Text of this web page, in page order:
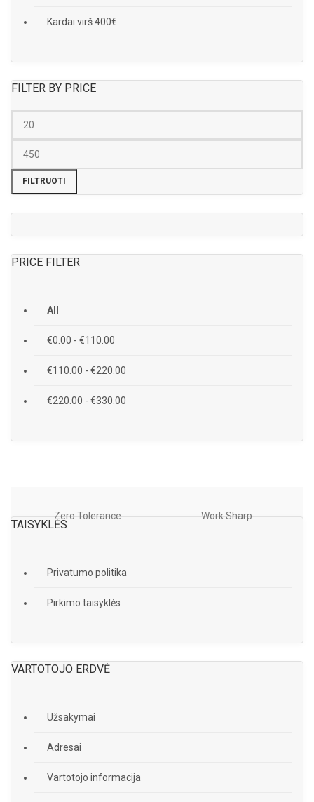
Kardai virš 400€
FILTER BY PRICE
FILTRUOTI
PRICE FILTER
All
€0.00 - €110.00
€110.00 - €220.00
€220.00 - €330.00
Zero Tolerance Work Sharp
TAISYKLĖS
Privatumo politika
Pirkimo taisyklės
VARTOTOJO ERDVĖ
Užsakymai
Adresai
Vartotojo informacija